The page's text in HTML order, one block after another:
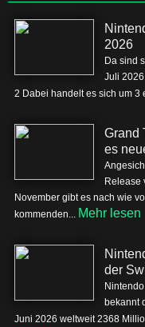
2026
Da sind
Juli
2 Dabei handelt es sich um 3
Grand
es
Release
November gibt es nach wie
kommenden... Mehr lesen
der
bekannt
Juni 2026 weltweit 2368